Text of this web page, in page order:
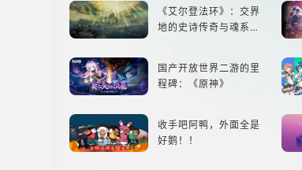
《艾尔登法环》：交界
地的史诗传奇与魂系新
国产开放世界二游的里
程碑：《原神》
收手吧阿鸭，外面全是
好鹅！！